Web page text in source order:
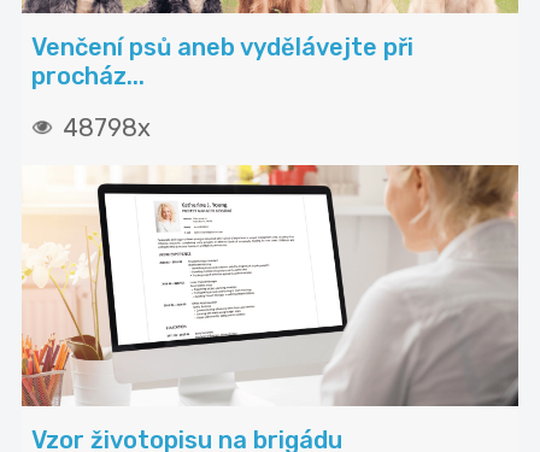
Venčení psů aneb vydělávejte při
procház...
48798x
Vzor životopisu na brigádu